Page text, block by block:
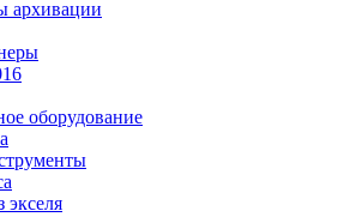
архивации
оборудование
экселя